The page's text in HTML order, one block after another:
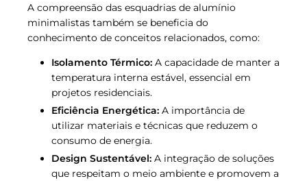
A compreensão das esquadrias de alumínio
minimalistas também se beneficia do
conhecimento de conceitos relacionados, como:
Isolamento Térmico: A capacidade de manter a
temperatura interna estável, essencial em
projetos residenciais.
Eficiência Energética: A importância de
utilizar materiais e técnicas que reduzem o
consumo de energia.
Design Sustentável: A integração de soluções
que respeitam o meio ambiente e promovem a